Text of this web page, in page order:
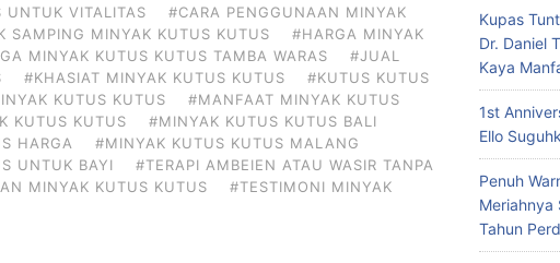
UNTUK VITALITAS
#CARA PENGGUNAAN MINYAK
SAMPING MINYAK KUTUS KUTUS
#HARGA MINYAK
MINYAK KUTUS KUTUS TAMBA WARAS
#JUAL
#KHASIAT MINYAK KUTUS KUTUS
#KUTUS KUTUS
KUTUS KUTUS
#MANFAAT MINYAK KUTUS
KUTUS KUTUS
#MINYAK KUTUS KUTUS BALI
HARGA
#MINYAK KUTUS KUTUS MALANG
UNTUK BAYI
#TERAPI AMBEIEN ATAU WASIR TANPA
MINYAK KUTUS KUTUS
#TESTIMONI MINYAK
Kupas
Dr. Daniel
Kaya
1st
Ello
Penuh
Meriahnya
Tahun